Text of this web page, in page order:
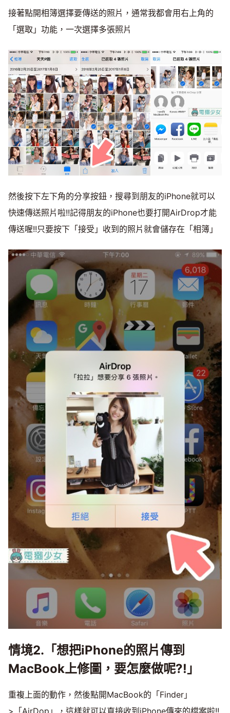
接著點開相簿選擇要傳送的照片，通常我都會用右上角的
「選取」功能，一次選擇多張照片
然後按下左下角的分享按鈕，搜尋到朋友的iPhone就可以
快速傳送照片啦!!記得朋友的iPhone也要打開AirDrop才能
傳送喔!!只要按下「接受」收到的照片就會儲存在「相簿」
情境2.「想把iPhone的照片傳到
MacBook上修圖，要怎麼做呢?!」
重複上面的動作，然後點開MacBook的「Finder」